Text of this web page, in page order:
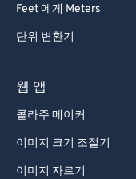
Feet 에게 Meters
단위 변환기
웹 앱
콜라주 메이커
이미지 크기 조절기
이미지 자르기